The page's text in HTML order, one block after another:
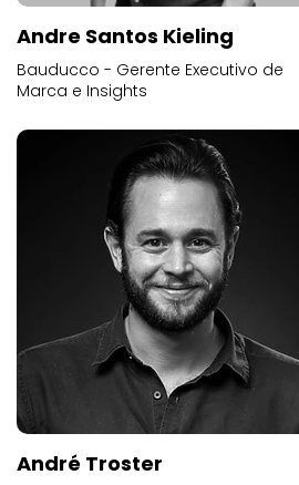
Andre Santos Kieling
Bauducco - Gerente Executivo de
Marca e Insights
André Troster